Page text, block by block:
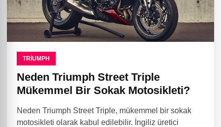
TRIUMPH
Neden Triumph Street Triple
Mükemmel Bir Sokak Motosikleti?
Neden Triumph Street Triple, mükemmel bir sokak
motosikleti olarak kabul edilebilir. İngiliz üretici